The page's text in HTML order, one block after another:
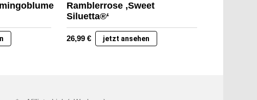
Ramblerrose ‚Sweet
Siluetta®‘
26,99 € jetzt ansehen